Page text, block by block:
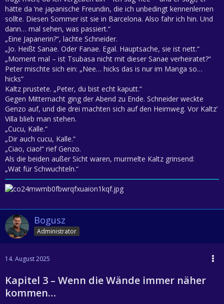
hätte da ‘ne japanische Freundin, die ich unbedingt kennenlernen
sollte. Diesen Sommer ist sie in Barcelona. Also fahr ich hin. Und
dann… mal sehen, was passiert.“
„Eine Japanerin?“, lachte Schneider.
„Jo. Heißt Sanae. Oder Fanae. Egal. Hauptsache, sie ist nett.“
„Moment mal – ist Tsubasa nicht mit dieser Sanae verheiratet?“
Peter mischte sich ein: „Nee… hicks das is nur im Manga so…
hicks“
Kaltz prustete. „Peter, du bist echt kaputt.“
Gegen Mitternacht ging der Abend zu Ende. Schneider weckte
Genzo auf, und die drei machten sich auf den Heimweg. Vor Kaltz’
Villa blieb man stehen.
„Cucu, Kalle.“
„Dir auch cucu, Kalle.“
„Ciao, ciao!“ rief Genzo.
Als die beiden außer Sicht waren, murmelte Kaltz grinsend:
„Wat für Schwuchteln.“
Bogusz
Administrator
14. August 2025
Kapitel 3 – Wenn die Wände immer näher
kommen…